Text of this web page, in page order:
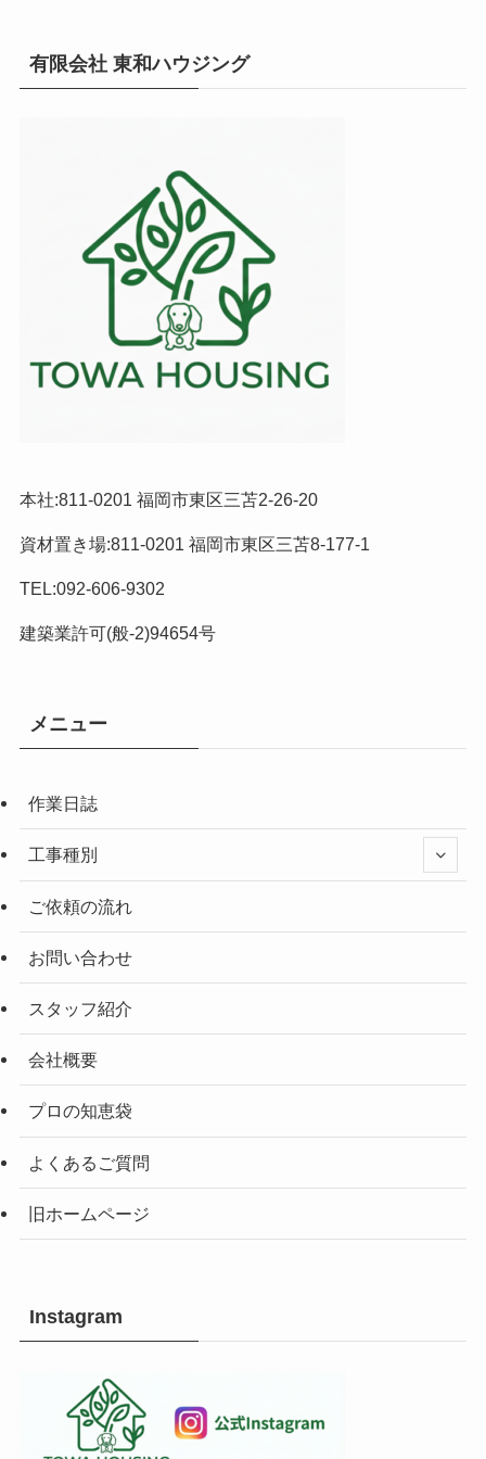
有限会社 東和ハウジング
本社:811-0201 福岡市東区三苫2-26-20
資材置き場:811-0201 福岡市東区三苫8-177-1
TEL:092-606-9302
建築業許可(般-2)94654号
メニュー
作業日誌
工事種別
ご依頼の流れ
お問い合わせ
スタッフ紹介
会社概要
プロの知恵袋
よくあるご質問
旧ホームページ
Instagram